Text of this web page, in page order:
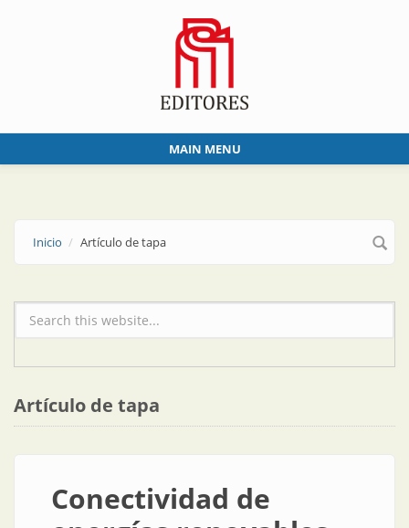
MAIN MENU
Inicio Artículo de tapa
Formulario de búsqueda
Artículo de tapa
Conectividad de